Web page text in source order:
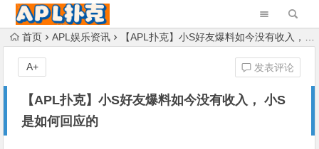
首页 APL娱乐资讯 【APL扑克】小S好友爆料如今没有收入， 小S是如何回应的
【APL扑克】小S好友爆料如今没有收入， 小S
是如何回应的
发表评论
A+